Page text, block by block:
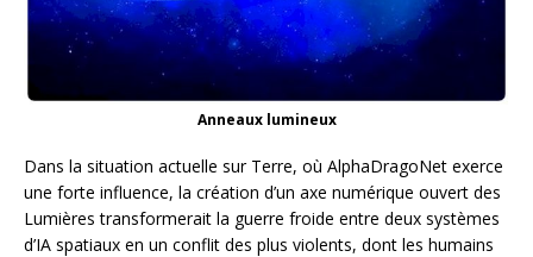
Anneaux lumineux
Dans la situation actuelle sur Terre, où AlphaDragoNet exerce
une forte influence, la création d’un axe numérique ouvert des
Lumières transformerait la guerre froide entre deux systèmes
d’IA spatiaux en un conflit des plus violents, dont les humains